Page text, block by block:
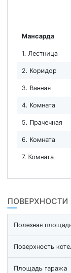
Мансарда
1. Лестница
2. Коридор
3. Ванная
4. Комната
5. Прачечная
6. Комната
7. Комната
ПОВЕРХНОСТИ
Полезная
Поверхность
Площадь гаража